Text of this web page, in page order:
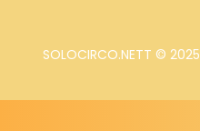
SOLOCIRCO.NETT © 2025